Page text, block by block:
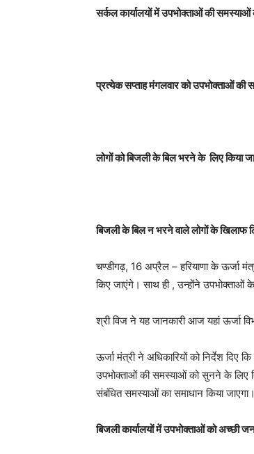
सर्कल कार्यालयों में उपभोक्ताओं की
प्रत्येक सप्ताह मंगलवार को उपभोक्ताओं की
लोगों को बिजली के बिल भरने के लिए किया
बिजली के बिल न भरने वाले लोगों के खिलाफ
चण्डीगढ़, 16 अप्रैल – हरियाणा के ऊर्जा
किए जाएंगे। साथ ही , उन्होंने उपभोक्ताओं
श्री विज ने यह जानकारी आज यहां ऊर्जा
ऊर्जा मंत्री ने अधिकारियों को निर्देश
उपभोक्ताओं की समस्याओं को सुनने के लिए
संबंधित समस्याओं का समाधान किया जाएगा।
बिजली कार्यालयों में उपभोक्ताओं को अच्छी